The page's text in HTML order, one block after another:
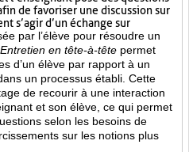
de favoriser une discussion sur
s’agir d’un échange sur
par l’élève pour résoudre un
Entretien en tête-à-tête permet
d’un élève par rapport à un
un processus établi. Cette
de recourir à une interaction
et son élève, ce qui permet
selon les besoins de
sur les notions plus